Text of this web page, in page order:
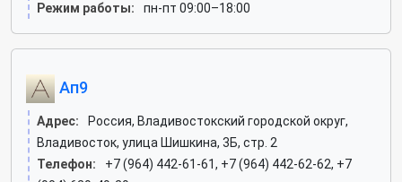
Режим работы:
пн-пт 09:00–18:00
Ап9
Адрес:
Россия, Владивостокский городской округ,
Владивосток, улица Шишкина, 3Б, стр. 2
Телефон:
+7 (964) 442-61-61, +7 (964) 442-62-62, +7